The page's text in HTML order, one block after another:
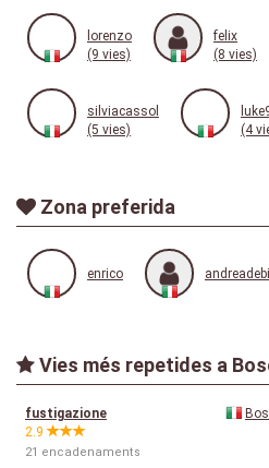
lorenzo
(9 vies)
felix
(8 vies)
silviacassol
(5 vies)
(4
Zona preferida
enrico
Vies més repetides a
fustigazione
2.9
21 encadenaments